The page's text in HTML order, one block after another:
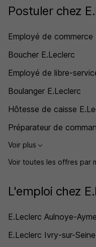
Postuler chez
Employé de commerce
Boucher E.Leclerc
Employé de libre-
Boulanger E.Leclerc
Hôtesse de caisse
Préparateur de
Voir plus
Voir toutes les offres par
L'emploi chez
E.Leclerc Aulnoye-
E.Leclerc Ivry-sur-Seine